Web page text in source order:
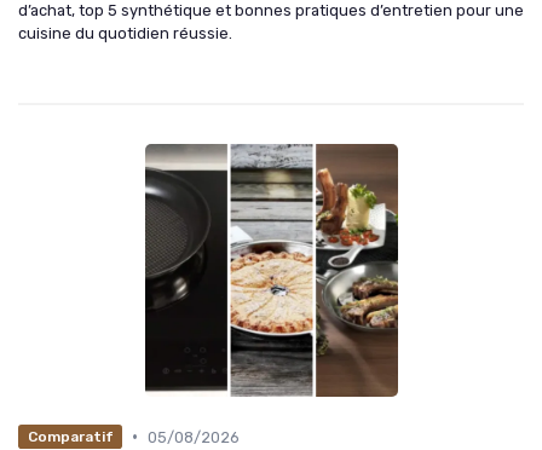
d’achat, top 5 synthétique et bonnes pratiques d’entretien pour une
cuisine du quotidien réussie.
Comparatif • 05/08/2026